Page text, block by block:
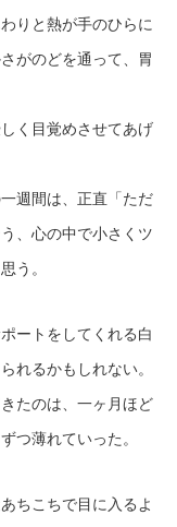
りと熱が手のひらに
がのどを通って、胃
く目覚めさせてあげ
週間は、正直「ただ
、心の中で小さくツ
う。
ートをしてくれる白
れるかもしれない。
たのは、一ヶ月ほど
つ薄れていった。
ちこちで目に入るよ